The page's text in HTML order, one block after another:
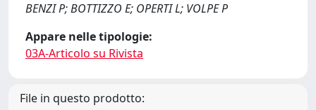
BENZI P; BOTTIZZO E; OPERTI L; VOLPE P
Appare nelle tipologie:
03A-Articolo su Rivista
File in questo prodotto: